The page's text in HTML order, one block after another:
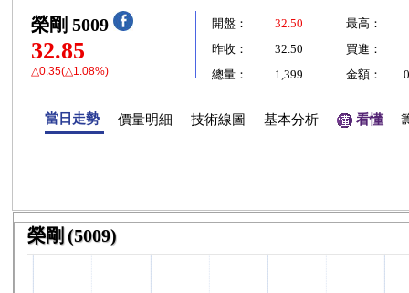
榮剛 5009
32.85
△0.35(△1.08%)
開盤： 32.50
最高：
昨收：
32.50
買進：
總量：
1,399 金額：
當日走勢 價量明細 技術線圖 基本分析 看懂